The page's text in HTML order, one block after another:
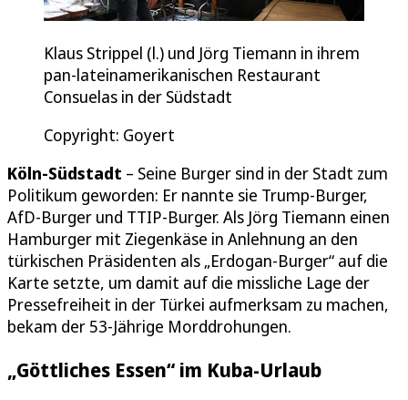
Klaus Strippel (l.) und Jörg Tiemann in ihrem
pan-lateinamerikanischen Restaurant
Consuelas in der Südstadt
Copyright: Goyert
Köln-Südstadt – Seine Burger sind in der Stadt zum
Politikum geworden: Er nannte sie Trump-Burger,
AfD-Burger und TTIP-Burger. Als Jörg Tiemann einen
Hamburger mit Ziegenkäse in Anlehnung an den
türkischen Präsidenten als „Erdogan-Burger“ auf die
Karte setzte, um damit auf die missliche Lage der
Pressefreiheit in der Türkei aufmerksam zu machen,
bekam der 53-Jährige Morddrohungen.
„Göttliches Essen“ im Kuba-Urlaub